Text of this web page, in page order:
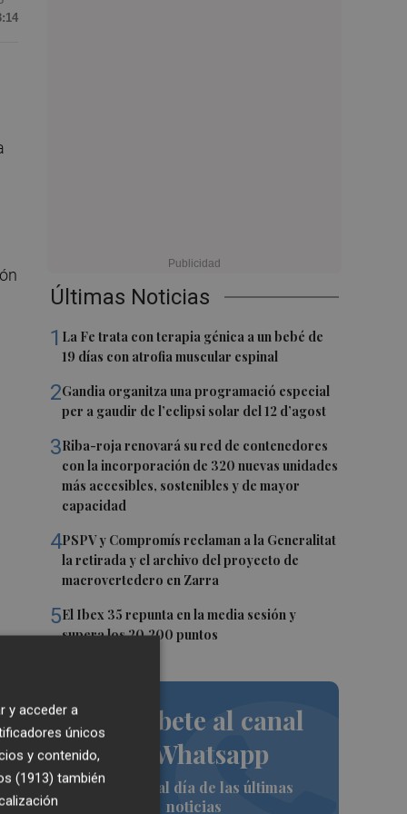
Últimas Noticias
1 La Fe trata con terapia génica a un bebé de
19 días con atrofia muscular espinal
2Gandia organitza una programació especial
per a gaudir de l’eclipsi solar del 12 d’agost
3Riba-roja renovará su red de contenedores
con la incorporación de 320 nuevas unidades
más accesibles, sostenibles y de mayor
capacidad
4PSPV y Compromís reclaman a la Generalitat
la retirada y el archivo del proyecto de
macrovertedero en Zarra
5El Ibex 35 repunta en la media sesión y
supera los 20.200 puntos
Suscríbete al canal
de Whatsapp
Siempre al día de las últimas
noticias
y acceder a
únicos
y contenido,
(1913) también